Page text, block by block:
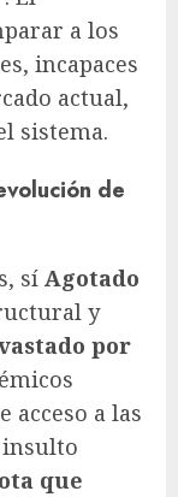
a los
incapaces
actual,
sistema.
de
sí Agotado
y
por
acceso a las
insulto
que